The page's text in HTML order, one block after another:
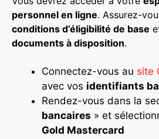
personnel en ligne. Assurez-
conditions d’éligibilité de base
documents à disposition.
Connectez-vous au site
avec vos identifiants
Rendez-vous dans la
bancaires » et
Gold Mastercard